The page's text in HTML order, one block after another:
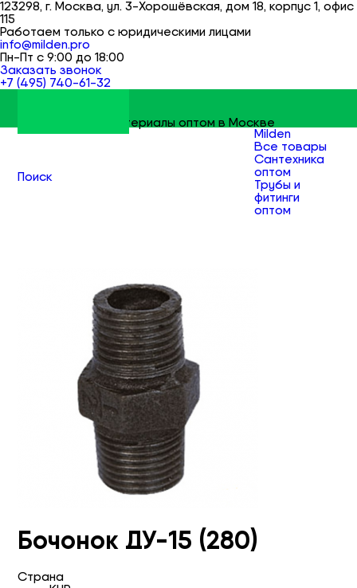
123298, г. Москва, ул. 3-Хорошёвская, дом 18, корпус 1, офис
115
Работаем только с юридическими лицами
info@milden.pro
Пн-Пт с 9:00 до 18:00
Заказать звонок
+7 (495) 740-61-32
Строительные материалы оптом в Москве
Поиск
Milden
Все товары
Сантехника
оптом
Трубы и
фитинги
оптом
Бочонок ДУ-15 (280)
Страна